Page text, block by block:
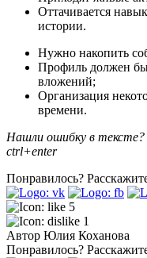
Оттачивается
истории.
Нужно накопить
Профиль должен
вложений;
Организация
времени.
Нашли ошибку в
ctrl+enter
Понравилось?
5
1
Автор Юлия Коханова
Понравилось?